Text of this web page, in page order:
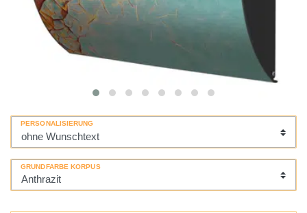
PERSONALISIERUNG
GRUNDFARBE KORPUS